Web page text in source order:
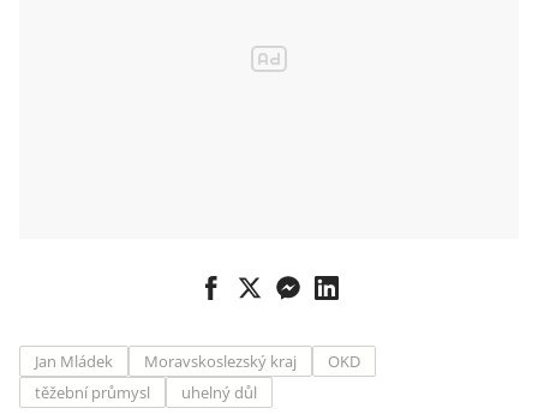
Jan Mládek Moravskoslezský kraj
OKD
těžební průmysl
uhelný důl